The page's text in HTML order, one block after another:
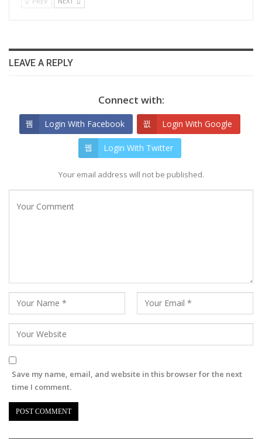
LEAVE A REPLY
Connect with:
Login With Facebook Login With Google
Login With Twitter
Your email address will not be published.
Save my name, email, and website in this browser for the next
time I comment.